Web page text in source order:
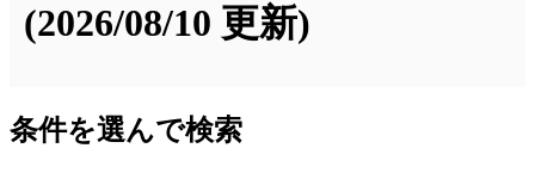
(2026/08/10 更新)
条件を選んで検索